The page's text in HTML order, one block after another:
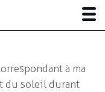
à ma
du soleil durant